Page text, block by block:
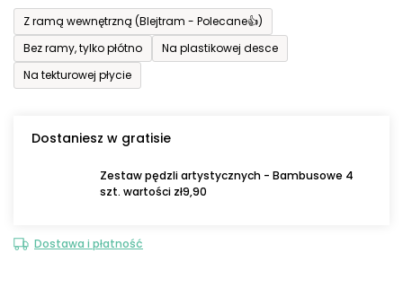
Z ramą wewnętrzną (Blejtram - Polecane👍)
Bez ramy, tylko płótno
Na plastikowej desce
Na tekturowej płycie
Dostaniesz w gratisie
Zestaw pędzli artystycznych - Bambusowe 4
szt. wartości zł9,90
Dostawa i płatność